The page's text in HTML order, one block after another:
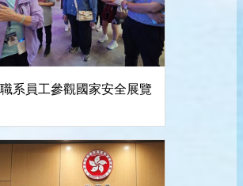
系員工參觀國家安全展覽